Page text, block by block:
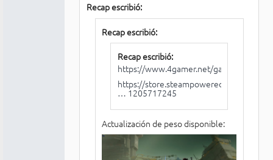
Recap escribió:
Recap escribió:
Recap escribió:
https://www.4gamer.net/games/684/
https://store.steampowered.com/news/
… 1205717245
Actualización de peso disponible: